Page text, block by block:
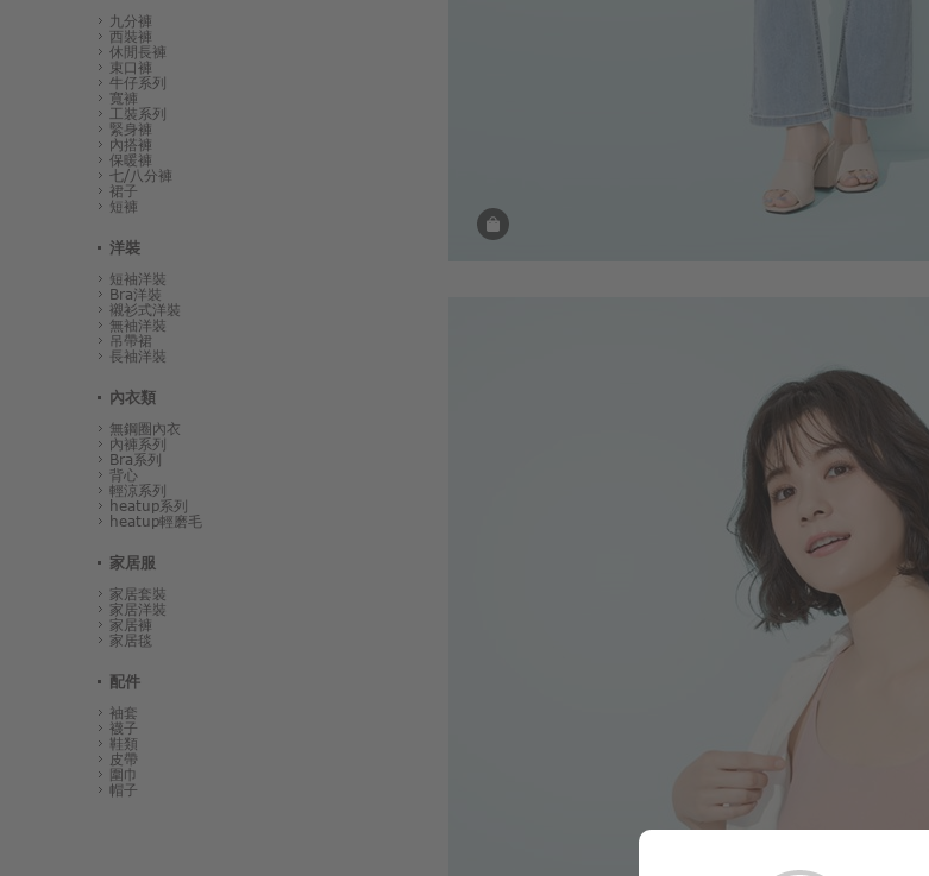
九分褲
西裝褲
休閒長褲
束口褲
牛仔系列
寬褲
工裝系列
緊身褲
內搭褲
保暖褲
七/八分褲
裙子
短褲
洋裝
短袖洋裝
Bra洋裝
襯衫式洋裝
無袖洋裝
吊帶裙
長袖洋裝
內衣類
無鋼圈內衣
內褲系列
Bra系列
背心
輕涼系列
heatup系列
heatup輕磨毛
家居服
家居套裝
家居洋裝
家居褲
家居毯
配件
袖套
襪子
鞋類
皮帶
圍巾
帽子